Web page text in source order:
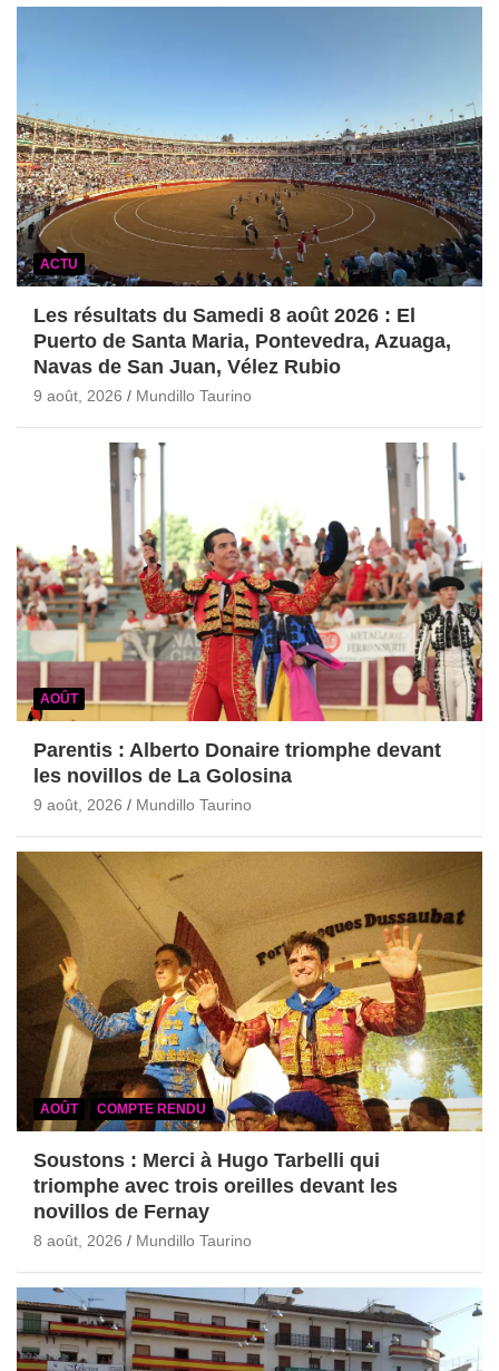
ACTU
Les résultats du Samedi 8 août 2026 : El
Puerto de Santa Maria, Pontevedra, Azuaga,
Navas de San Juan, Vélez Rubio
9 août, 2026 Mundillo Taurino
AOÛT
Parentis : Alberto Donaire triomphe devant
les novillos de La Golosina
9 août, 2026 Mundillo Taurino
AOÛT COMPTE RENDU
Soustons : Merci à Hugo Tarbelli qui
triomphe avec trois oreilles devant les
novillos de Fernay
8 août, 2026 Mundillo Taurino